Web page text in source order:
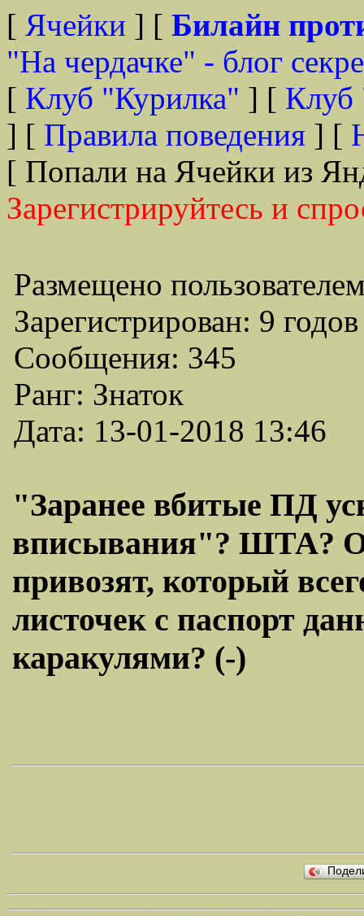
[ Ячейки ] [ Билайн
"На чердачке" - блог
[ Клуб "Курилка" ] [ Клуб
] [ Правила поведения ] [
[ Попали на Ячейки из
Зарегистрируйтесь и
Размещено
Зарегистрирован: 9
Сообщения: 345
Ранг: Знаток
Дата: 13-01-2018 13:46
"Заранее вбитые ПД
вписывания"? ШТА?
привозят, который
листочек с паспорт
каракулями? (-)